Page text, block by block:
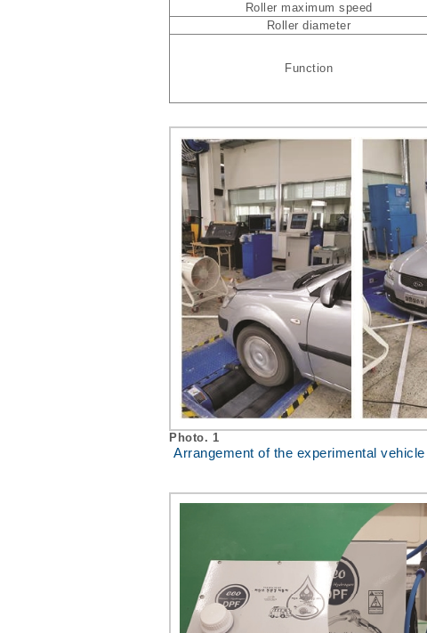
Roller maximum speed
Roller diameter
Function
Photo. 1
Arrangement of the experimental